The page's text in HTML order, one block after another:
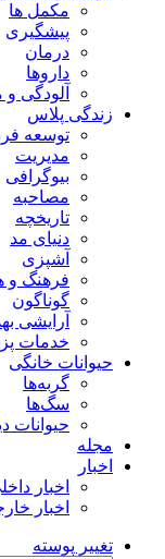
مکمل ها
پیشگیری
درمان
داروها
آلودگی
زندگی پلاس
توسعه
مدیریت
بیوگرافی
مصاحبه
تاریخچه
دنیای مد
آشپزی
فرهنگ و
گوناگون
آرایشی
خدمات
حیوانات خانگی
گربه‌ها
سگ‌ها
حیوانات
مجله
اخبار
اخبار
اخبار
تغییر پوسته